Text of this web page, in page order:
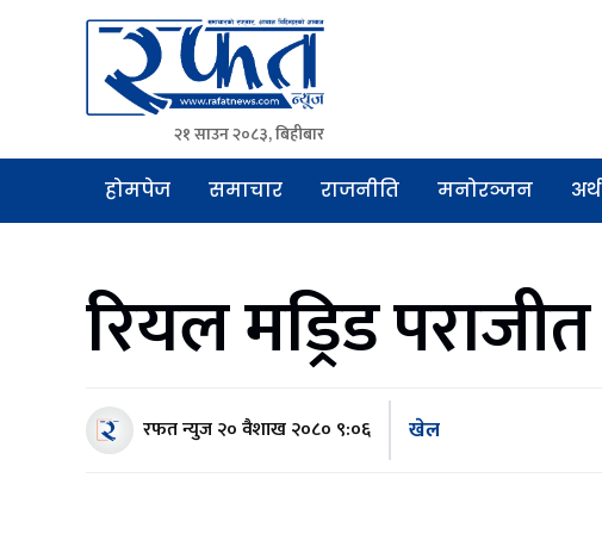
Rafat News
समाचारको रफ्तार, आवाज बिहिनहरुको आवाज
२१ साउन २०८३, बिहीबार
होमपेज समाचार राजनीति मनोरञ्जन अर्थ
रियल मड्रिड पराजीत
रफत न्युज२० वैशाख २०८० ९:०६ खेल